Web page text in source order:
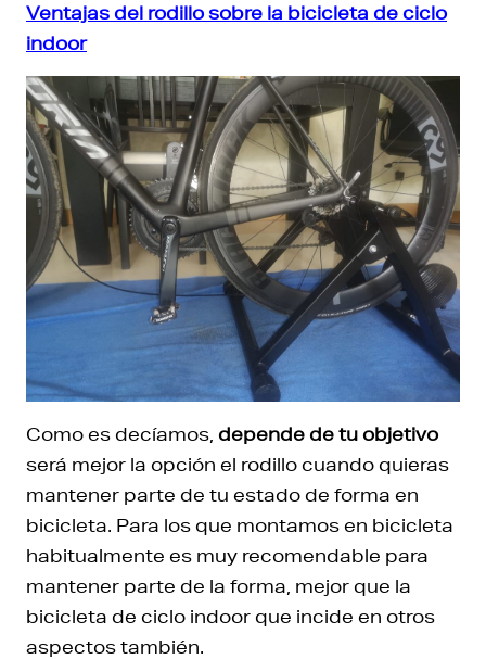
Ventajas del rodillo sobre la bicicleta de ciclo
indoor
Como es decíamos, depende de tu objetivo
será mejor la opción el rodillo cuando quieras
mantener parte de tu estado de forma en
bicicleta. Para los que montamos en bicicleta
habitualmente es muy recomendable para
mantener parte de la forma, mejor que la
bicicleta de ciclo indoor que incide en otros
aspectos también.